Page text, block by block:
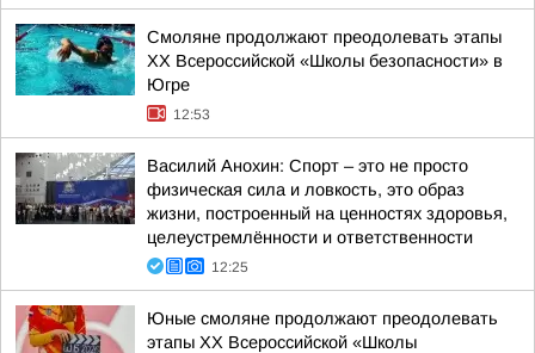
Смоляне продолжают преодолевать этапы
XX Всероссийской «Школы безопасности» в
Югре
12:53
Василий Анохин: Спорт – это не просто
физическая сила и ловкость, это образ
жизни, построенный на ценностях здоровья,
целеустремлённости и ответственности
12:25
Юные смоляне продолжают преодолевать
этапы XX Всероссийской «Школы